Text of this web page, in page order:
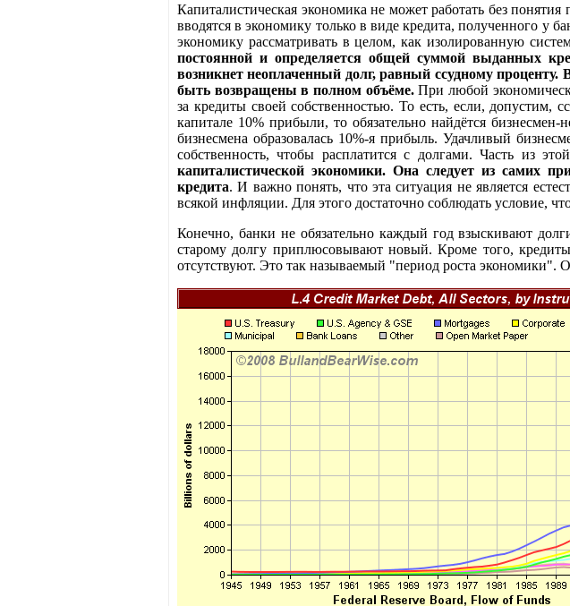
Капиталистическая экономика не может работать без
вводятся в экономику только в виде кредита, полученного
экономику рассматривать в целом, как изолированную
постоянной и определяется общей суммой выданных
возникнет неоплаченный долг, равный ссудному
быть возвращены в полном объёме.При любой
за кредиты своей собственностью. То есть, если,
капитале 10% прибыли, то обязательно найдётся
бизнесмена образовалась 10%-я прибыль. Удачливый
собственность, чтобы расплатится с долгами. Часть из
капиталистической экономики. Она следует из самих
кредита. И важно понять, что эта ситуация не является
всякой инфляции. Для этого достаточно соблюдать условие,
Конечно, банки не обязательно каждый год взыскивают
старому долгу приплюсовывают новый. Кроме того,
отсутствуют. Это так называемый "период роста экономики".